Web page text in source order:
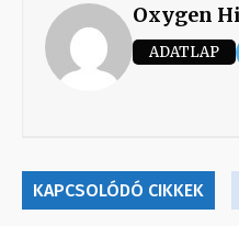
Oxygen
ADATLAP
KAPCSOLÓDÓ CIKKEK